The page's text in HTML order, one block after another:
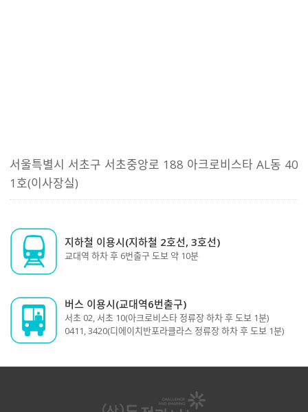
서울특별시 서초구 서초중앙로 188 아크로비스타 AL동 40
1호(이사장실)
지하철 이용시(지하철 2호선, 3호선)
교대역 하차 후 6번출구 도보 약 10분
버스 이용시(교대역6번출구)
서초 02, 서초 10(아크로비스타 정류장 하차 후 도보 1분)
0411, 3420(디에이치반포라클라스 정류장 하차 후 도보 1분)